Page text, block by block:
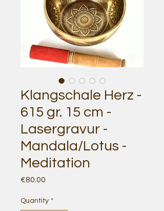
Klangschale Herz -
615 gr. 15 cm -
Lasergravur -
Mandala/Lotus -
Meditation
€80.00
Quantity *